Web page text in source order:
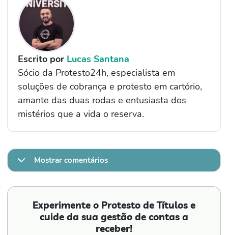
Escrito por Lucas Santana
Sócio da Protesto24h, especialista em
soluções de cobrança e protesto em cartório,
amante das duas rodas e entusiasta dos
mistérios que a vida o reserva.
Mostrar comentários
Experimente o Protesto de Títulos e
cuide da sua gestão de contas a
receber!